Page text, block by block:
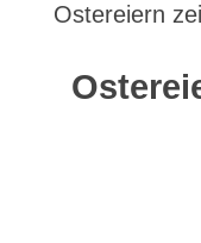
Ostereiern